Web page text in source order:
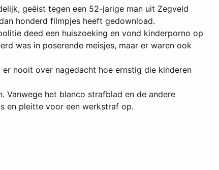
geëist tegen een 52-jarige man uit Zegveld
honderd filmpjes heeft gedownload.
deed een huiszoeking en vond kinderporno op
was in poserende meisjes, maar er waren ook
nooit over nagedacht hoe ernstig die kinderen
Vanwege het blanco strafblad en de andere
en pleitte voor een werkstraf op.